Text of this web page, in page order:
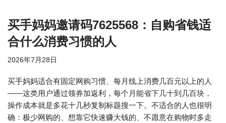
买手妈妈邀请码7625568：自购省钱适
合什么消费习惯的人
2026年7月28日
买手妈妈适合有固定网购习惯、每月线上消费几百元以上的人
——这类用户通过领券加返利，每个月能省下几十到几百块，
操作成本就是多花十几秒复制标题搜一下。不适合的人也很明
确：极少网购的、想靠它快速赚大钱的、不愿意在购物时多走